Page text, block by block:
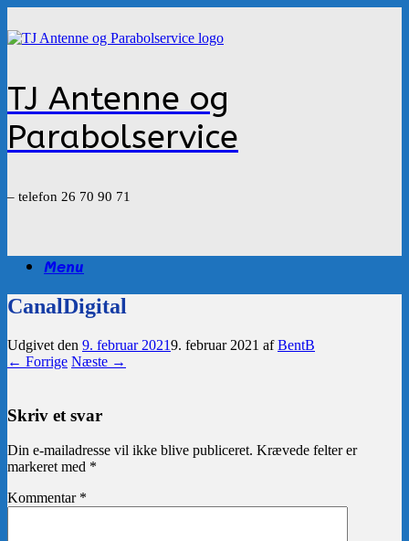
til
indhold
TJ Antenne og
Parabolservice
– telefon 26 70 90 71
Menu
CanalDigital
Udgivet den 9. februar 20219. februar 2021 afBentB
← Forrige Næste →
Skriv et svar
Din e-mailadresse vil ikke blive publiceret. Krævede felter er
markeret med *
Kommentar *